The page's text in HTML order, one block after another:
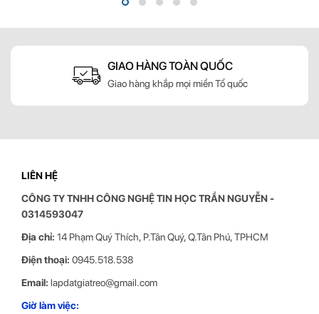
thể điều chỉnh khoảng cách tầm nhìn của bạn một cách phù hợp
nhất có thể, tránh tình trạng mỏi mắt. Khi không sử dụng
một màn hìnhnày nữa, bạn có thể thụ gọn lại để dành không gian
GIAO HÀNG TOÀN QUỐC
Giao hàng khắp mọi miền Tổ quốc
LIÊN HỆ
CÔNG TY TNHH CÔNG NGHỆ TIN HỌCTRẦN NGUYỄN-
0314593047
Địa chỉ: 14 Phạm Quý Thích, P.Tân Quý, Q.Tân Phú, TPHCM
Điện thoại: 0945.518.538
Email: lapdatgiatreo@gmail.com
Giờ làm việc: